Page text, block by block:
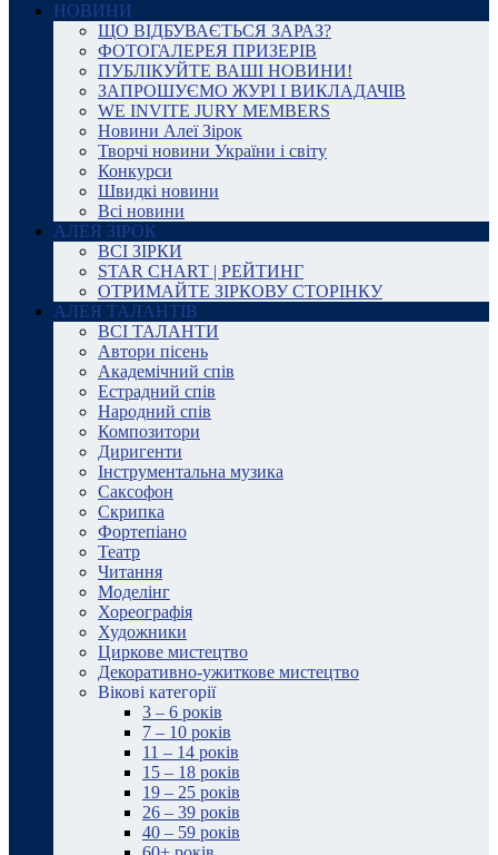
НОВИНИ
ЩО ВІДБУВАЄТЬСЯ ЗАРАЗ?
ФОТОГАЛЕРЕЯ ПРИЗЕРІВ
ПУБЛІКУЙТЕ ВАШІ НОВИНИ!
ЗАПРОШУЄМО ЖУРІ І ВИКЛАДАЧІВ
WE INVITE JURY MEMBERS
Новини Алеї Зірок
Творчі новини України і світу
Конкурси
Швидкі новини
Всі новини
АЛЕЯ ЗІРОК
ВСІ ЗІРКИ
STAR CHART | РЕЙТИНГ
ОТРИМАЙТЕ ЗІРКОВУ СТОРІНКУ
АЛЕЯ ТАЛАНТІВ
ВСІ ТАЛАНТИ
Автори пісень
Академічний спів
Естрадний спів
Народний спів
Композитори
Диригенти
Інструментальна музика
Саксофон
Скрипка
Фортепіано
Театр
Читання
Моделінг
Хореографія
Художники
Циркове мистецтво
Декоративно-ужиткове мистецтво
Вікові категорії
3 – 6 років
7 – 10 років
11 – 14 років
15 – 18 років
19 – 25 років
26 – 39 років
40 – 59 років